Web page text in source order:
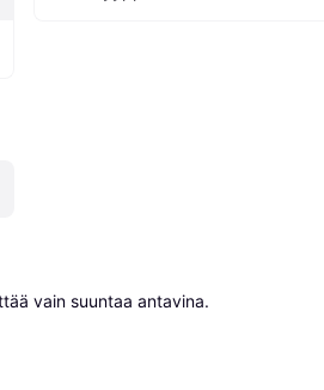
vain suuntaa antavina.